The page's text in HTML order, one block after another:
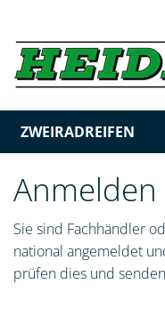
ZWEIRADREIFEN
Sie sind Fachhändler
national angemeldet
prüfen dies und